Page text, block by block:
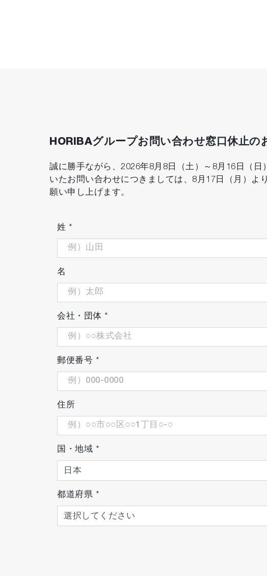
特殊カーボンを極材に使用しているため、金属コン
HORIBAグループお問い合わせ窓口休止の
誠に勝手ながら、2026年8月8日（土）～8月16日（
いたお問い合わせにつきましては、8月17日（月）よ
願い申し上げます。
姓 *
名
会社・団体 *
郵便番号 *
住所
国・地域 *
都道府県 *